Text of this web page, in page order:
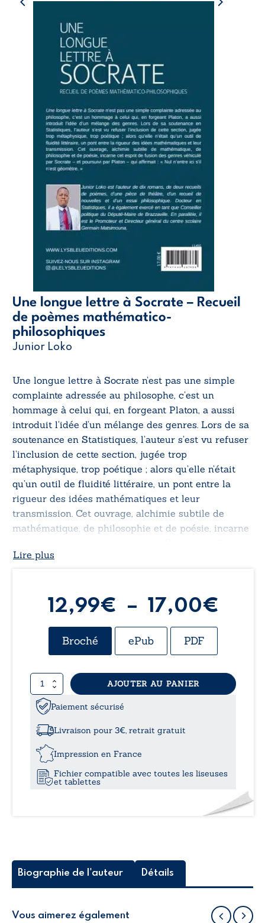
Une longue lettre à Socrate – Recueil
de poèmes mathématico-
philosophiques
Junior Loko
Une longue lettre à Socrate n’est pas une simple
complainte adressée au philosophe, c’est un
hommage à celui qui, en forgeant Platon, a aussi
introduit l’idée d’un mélange des genres. Lors de sa
soutenance en Statistiques, l’auteur s’est vu refuser
l’inclusion de cette section, jugée trop
métaphysique, trop poétique ; alors qu’elle n’était
qu’un outil de fluidité littéraire, un pont entre la
rigueur des idées mathématiques et leur
transmission. Cet ouvrage, alchimie subtile de
mathématique, de philosophie et de poésie, incarne
– et poursuivi par Platon – qui affirmait : « Nul
Lire plus
12,99€ – 17,00€
Broché ePub PDF
quantité
de
Une
longue
lettre
Socrate
Recueil
de
AJOUTER AU PANIER
Paiement sécurisé
Livraison pour 3€, retrait gratuit
Impression en France
Fichier compatible avec toutes les liseuses
et tablettes
Biographie de l'auteur Détails
Vous aimerez également